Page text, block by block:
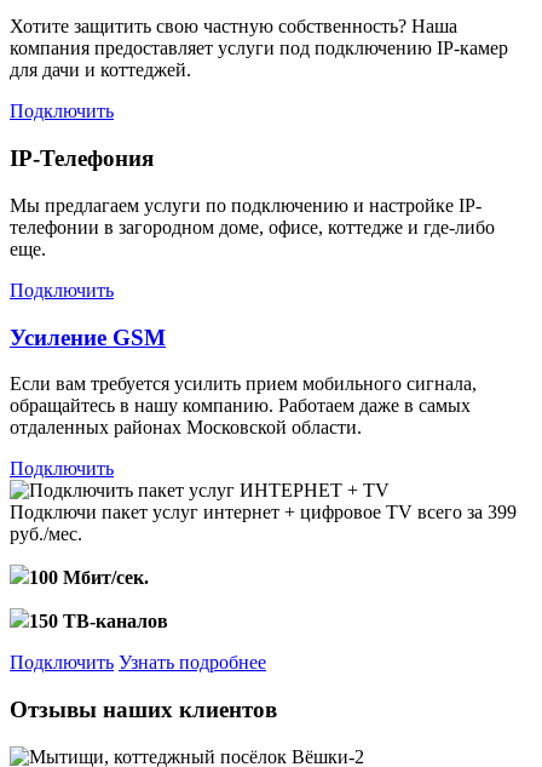
Хотите защитить свою частную собственность? Наша
компания предоставляет услуги под подключению IP-камер
для дачи и коттеджей.
Подключить
IP-Телефония
Мы предлагаем услуги по подключению и настройке IP-
телефонии в загородном доме, офисе, коттедже и где-либо
еще.
Подключить
Усиление GSM
Если вам требуется усилить прием мобильного сигнала,
обращайтесь в нашу компанию. Работаем даже в самых
отдаленных районах Московской области.
Подключить
Подключи пакет услуг интернет + цифровое TV всего за 399
руб./мес.
100 Мбит/сек.
150 ТВ-каналов
Подключить Узнать подробнее
Отзывы наших клиентов